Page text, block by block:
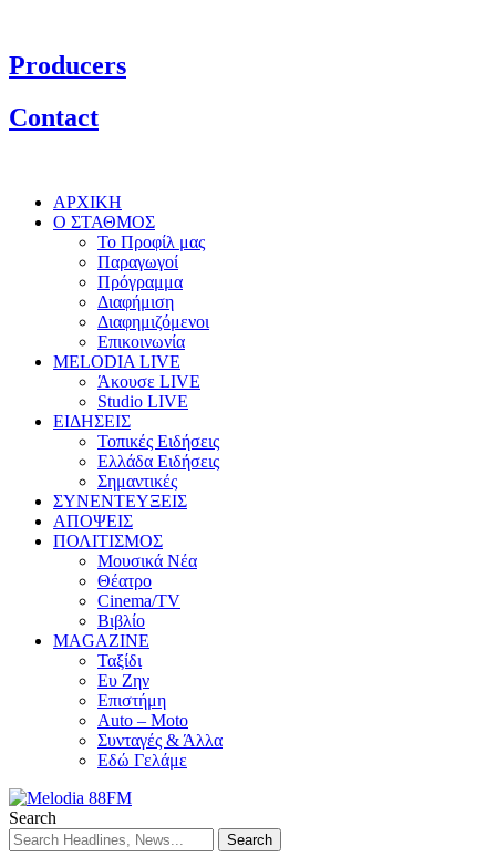
Producers
Contact
ΑΡΧΙΚΗ
Ο ΣΤΑΘΜΟΣ
Το Προφίλ μας
Παραγωγοί
Πρόγραμμα
Διαφήμιση
Διαφημιζόμενοι
Επικοινωνία
MELODIA LIVE
Άκουσε LIVE
Studio LIVE
ΕΙΔΗΣΕΙΣ
Τοπικές Ειδήσεις
Ελλάδα Ειδήσεις
Σημαντικές
ΣΥΝΕΝΤΕΥΞΕΙΣ
ΑΠΟΨΕΙΣ
ΠΟΛΙΤΙΣΜΟΣ
Μουσικά Νέα
Θέατρο
Cinema/TV
Βιβλίο
MAGAZINE
Ταξίδι
Ευ Ζην
Επιστήμη
Auto – Moto
Συνταγές & Άλλα
Εδώ Γελάμε
Search